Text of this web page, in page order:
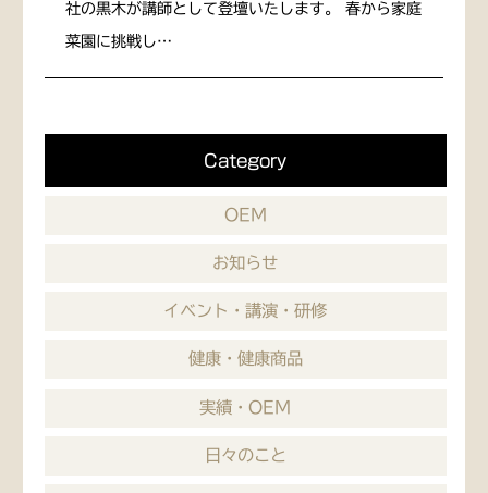
社の黒木が講師として登壇いたします。 春から家庭
菜園に挑戦し…
Category
OEM
お知らせ
イベント・講演・研修
健康・健康商品
実績・OEM
日々のこと